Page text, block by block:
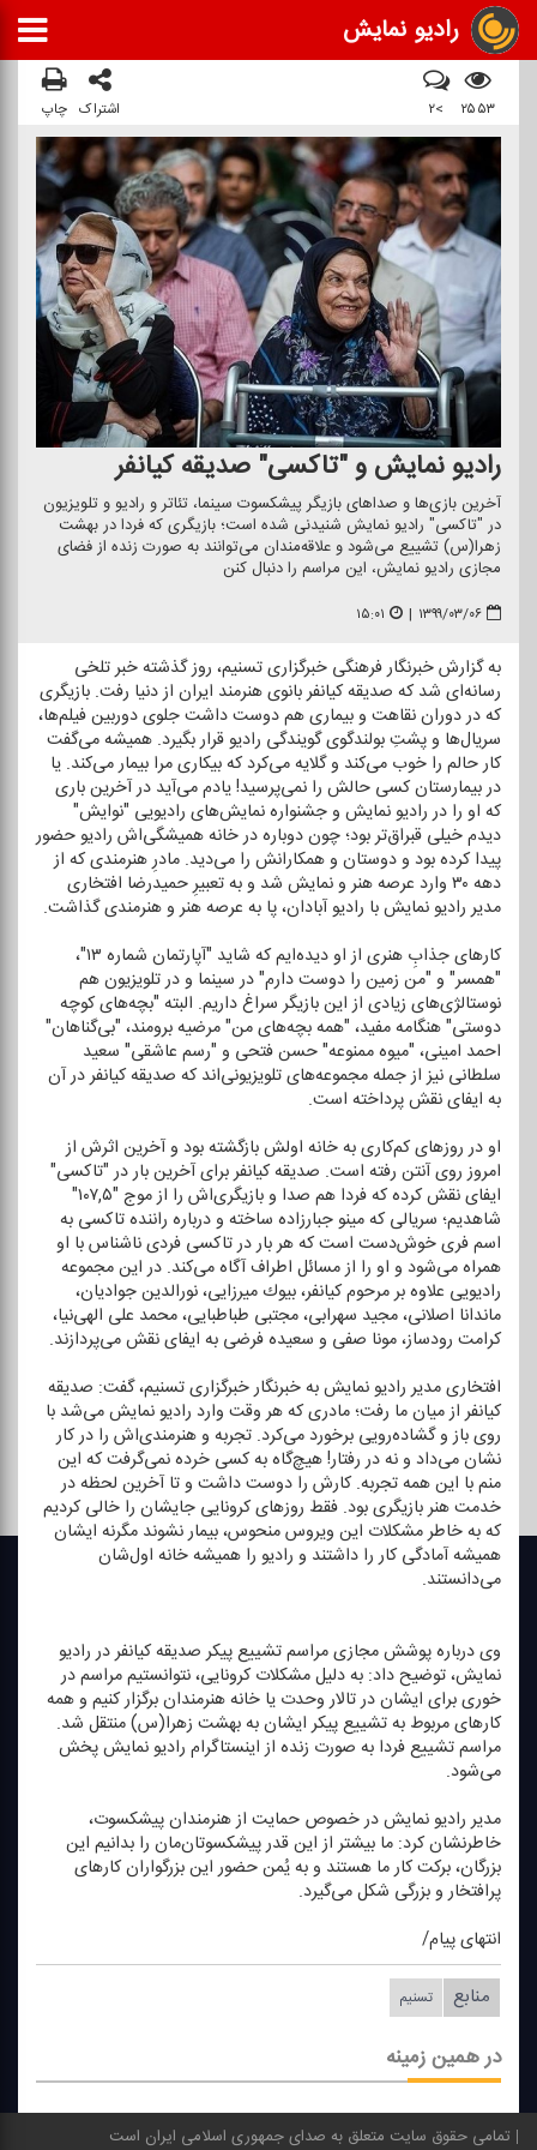
رادیو نمایش
۲۵۵۳ >۲ اشتراک چاپ
رادیو نمایش و "تاكسی" صدیقه كیانفر
آخرین بازی‌ها و صداهای بازیگر پیشكسوت سینما، تئاتر و رادیو و تلویزیون
در "تاكسی" رادیو نمایش شنیدنی شده است؛ بازیگری كه فردا در بهشت
زهرا(س) تشییع می‌شود و علاقه‌مندان می‌توانند به صورت زنده از فضای
مجازی رادیو نمایش، این مراسم را دنبال كنن
۱۳۹۹/۰۳/۰۶ | ۱۵:۰۱
به گزارش خبرنگار فرهنگی خبرگزاری تسنیم، روز گذشته خبر تلخی
رسانه‌ای شد كه صدیقه كیانفر بانوی هنرمند ایران از دنیا رفت. بازیگری
كه در دوران نقاهت و بیماری هم دوست داشت جلوی دوربین فیلم‌ها،
سریال‌ها و پشتِ بولندگوی گویندگی رادیو قرار بگیرد. همیشه می‌گفت
كار حالم را خوب می‌كند و گلایه می‌كرد كه بیكاری مرا بیمار می‌كند. یا
در بیمارستان كسی حالش را نمی‌پرسید! یادم می‌آید در آخرین باری
كه او را در رادیو نمایش و جشنواره نمایش‌های رادیویی "نوایش"
دیدم خیلی قبراق‌تر بود؛ چون دوباره در خانه همیشگی‌اش رادیو حضور
پیدا كرده بود و دوستان و همكارانش را می‌دید. مادرِ هنرمندی كه از
دهه ۳۰ وارد عرصه هنر و نمایش شد و به تعبیرِ حمیدرضا افتخاری
مدیر رادیو نمایش با رادیو آبادان،‌ پا به عرصه هنر و هنرمندی گذاشت.
كارهای جذابِ هنری از او دیده‌ایم كه شاید "آپارتمان شماره ۱۳"،
"همسر" و "من زمین را دوست دارم" در سینما و در تلویزیون هم
نوستالژی‌های زیادی از این بازیگر سراغ داریم. البته "بچه‌های كوچه
دوستی" هنگامه مفید، "همه بچه‌های من" مرضیه برومند، "بی‌گناهان"
احمد امینی، "میوه ممنوعه" حسن فتحی و "رسم عاشقی" سعید
سلطانی نیز از جمله مجموعه‌های تلویزیونی‌اند كه صدیقه كیانفر در آن
به ایفای نقش پرداخته است.
او در روزهای كم‌كاری به خانه اولش بازگشته بود و آخرین اثرش از
امروز روی آنتن رفته است. صدیقه كیانفر برای آخرین بار در "تاكسی"
ایفای نقش كرده كه فردا هم صدا و بازیگری‌اش را از موج "۱۰۷,۵"
شاهدیم؛ سریالی كه مینو جبارزاده ساخته و درباره راننده تاكسی به
اسم فری خوش‌دست است كه هر بار در تاكسی فردی ناشناس با او
همراه می‌شود و او را از مسائل اطراف آگاه می‌كند. در این مجموعه
رادیویی علاوه بر مرحوم كیانفر، بیوك میرزایی، نورالدین جوادیان،
ماندانا اصلانی، مجید سهرابی، مجتبی طباطبایی، محمد علی الهی‌نیا،
كرامت رودساز، مونا صفی و سعیده فرضی به ایفای نقش می‌پردازند.
افتخاری مدیر رادیو نمایش به خبرنگار خبرگزاری تسنیم، گفت: صدیقه
كیانفر از میان ما رفت؛ مادری كه هر وقت وارد رادیو نمایش می‌شد با
روی باز و گشاده‌رویی برخورد می‌كرد. تجربه و هنرمندی‌اش را در كار
نشان می‌داد و نه در رفتار! هیچ‌گاه به كسی خرده نمی‌گرفت كه این
منم با این همه تجربه. كارش را دوست داشت و تا آخرین لحظه در
خدمت هنر بازیگری بود. فقط روزهای كرونایی جایشان را خالی كردیم
كه به خاطر مشكلات این ویروس منحوس، بیمار نشوند مگرنه ایشان
همیشه آمادگی كار را داشتند و رادیو را همیشه خانه‌ اول‌شان
می‌دانستند.
وی درباره پوشش مجازی مراسم تشییع پیكر صدیقه كیانفر در رادیو
نمایش، توضیح داد: به دلیل مشكلات كرونایی، نتوانستیم مراسم در
خوری برای ایشان در تالار وحدت یا خانه هنرمندان برگزار كنیم و همه
كارهای مربوط به تشییع پیكر ایشان به بهشت زهرا(س) منتقل شد.
مراسم تشییع فردا به صورت زنده از اینستاگرام رادیو نمایش پخش
می‌شود.
مدیر رادیو نمایش در خصوص حمایت از هنرمندان پیشكسوت،
خاطرنشان كرد: ما بیشتر از این قدر پیشكسوتان‌مان را بدانیم این
بزرگان، بركت كار ما هستند و به یُمن حضور این بزرگواران كارهای
پرافتخار و بزرگی شكل می‌گیرد.
انتهای پیام/
منابع
تسنیم
در همین زمینه
تمامی حقوق سایت متعلق به صدای جمهوری اسلامی ایران است